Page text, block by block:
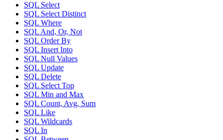
SQL Select
SQL Select Distinct
SQL Where
SQL And, Or, Not
SQL Order By
SQL Insert Into
SQL Null Values
SQL Update
SQL Delete
SQL Select Top
SQL Min and Max
SQL Count, Avg, Sum
SQL Like
SQL Wildcards
SQL In